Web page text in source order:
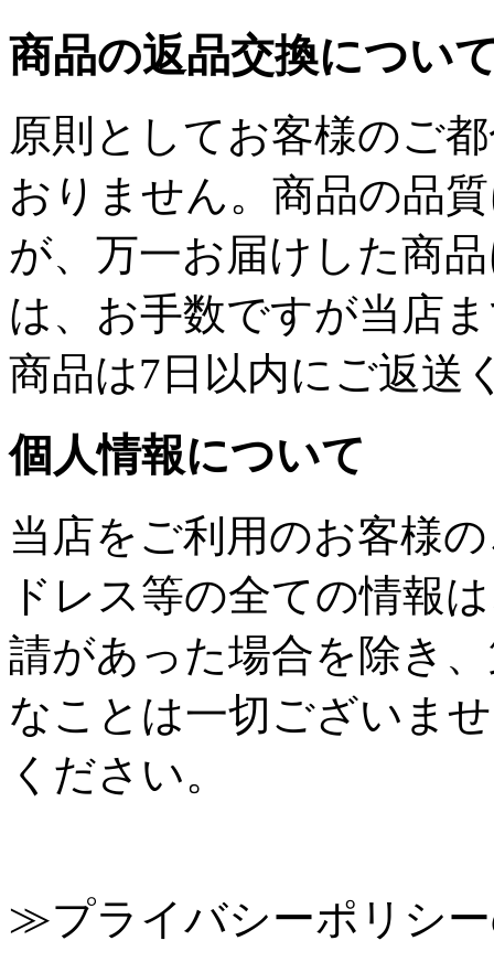
商品の返品交換につい
原則としてお客様のご
おりません。商品の品
が、万一お届けした商
は、お手数ですが当店
商品は7日以内にご返送
個人情報について
当店をご利用のお客様
ドレス等の全ての情報
請があった場合を除き
なことは一切ございま
ください。
≫プライバシーポリシ